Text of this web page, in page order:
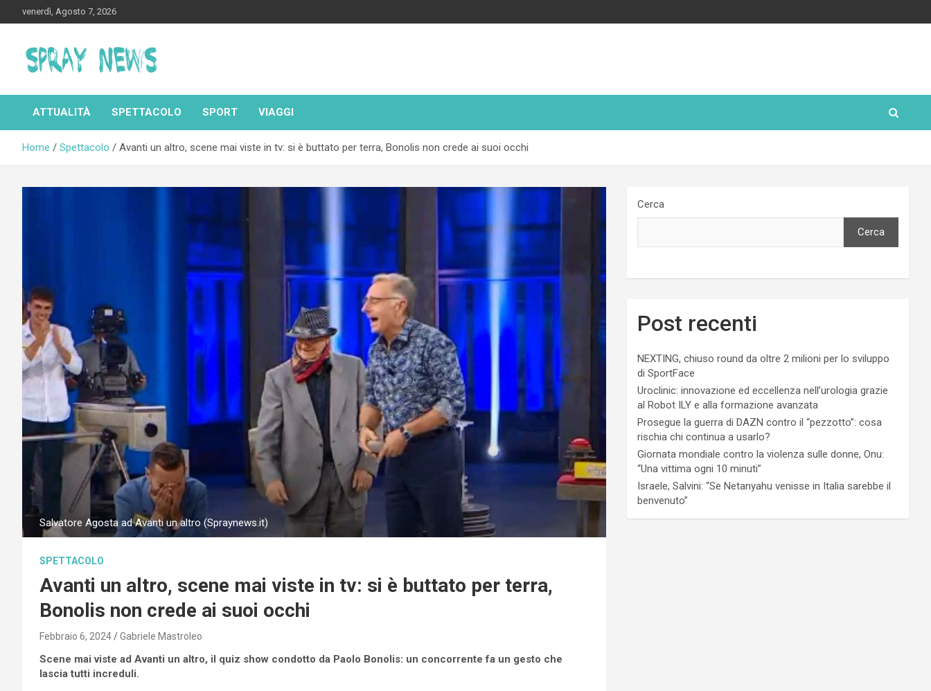
to
venerdì, Agosto 7, 2026
Spraynews.it
ATTUALITÀ SPETTACOLO SPORT VIAGGI
Home Spettacolo Avanti un altro, scene mai viste in tv: si è buttato per terra, Bonolis non crede ai suoi occhi
Salvatore Agosta ad Avanti un altro (Spraynews.it)
SPETTACOLO
Avanti un altro, scene mai viste in tv: si è buttato per terra,
Bonolis non crede ai suoi occhi
Febbraio 6, 2024 Gabriele Mastroleo
Scene mai viste ad Avanti un altro, il quiz show condotto da Paolo Bonolis: un concorrente fa un gesto che
lascia tutti increduli.
Cerca
Cerca
Post recenti
NEXTING, chiuso round da oltre 2 milioni per lo sviluppo
di SportFace
Uroclinic: innovazione ed eccellenza nell’urologia grazie
al Robot ILY e alla formazione avanzata
Prosegue la guerra di DAZN contro il “pezzotto”: cosa
rischia chi continua a usarlo?
Giornata mondiale contro la violenza sulle donne, Onu:
“Una vittima ogni 10 minuti”
Israele, Salvini: “Se Netanyahu venisse in Italia sarebbe il
benvenuto”